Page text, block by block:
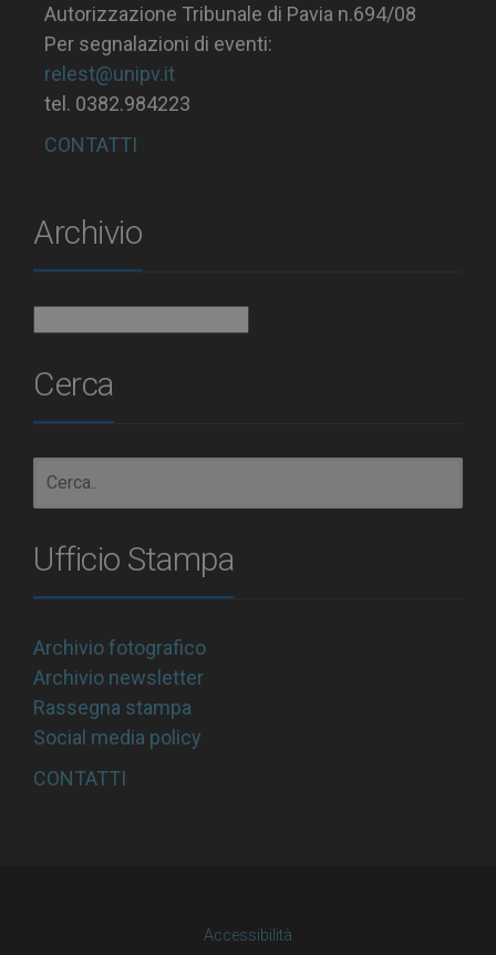
Autorizzazione Tribunale di Pavia n.694/08
Per segnalazioni di eventi:
relest@unipv.it
tel. 0382.984223
CONTATTI
Archivio
Cerca
Ufficio Stampa
Archivio fotografico
Archivio newsletter
Rassegna stampa
Social media policy
CONTATTI
Accessibilità